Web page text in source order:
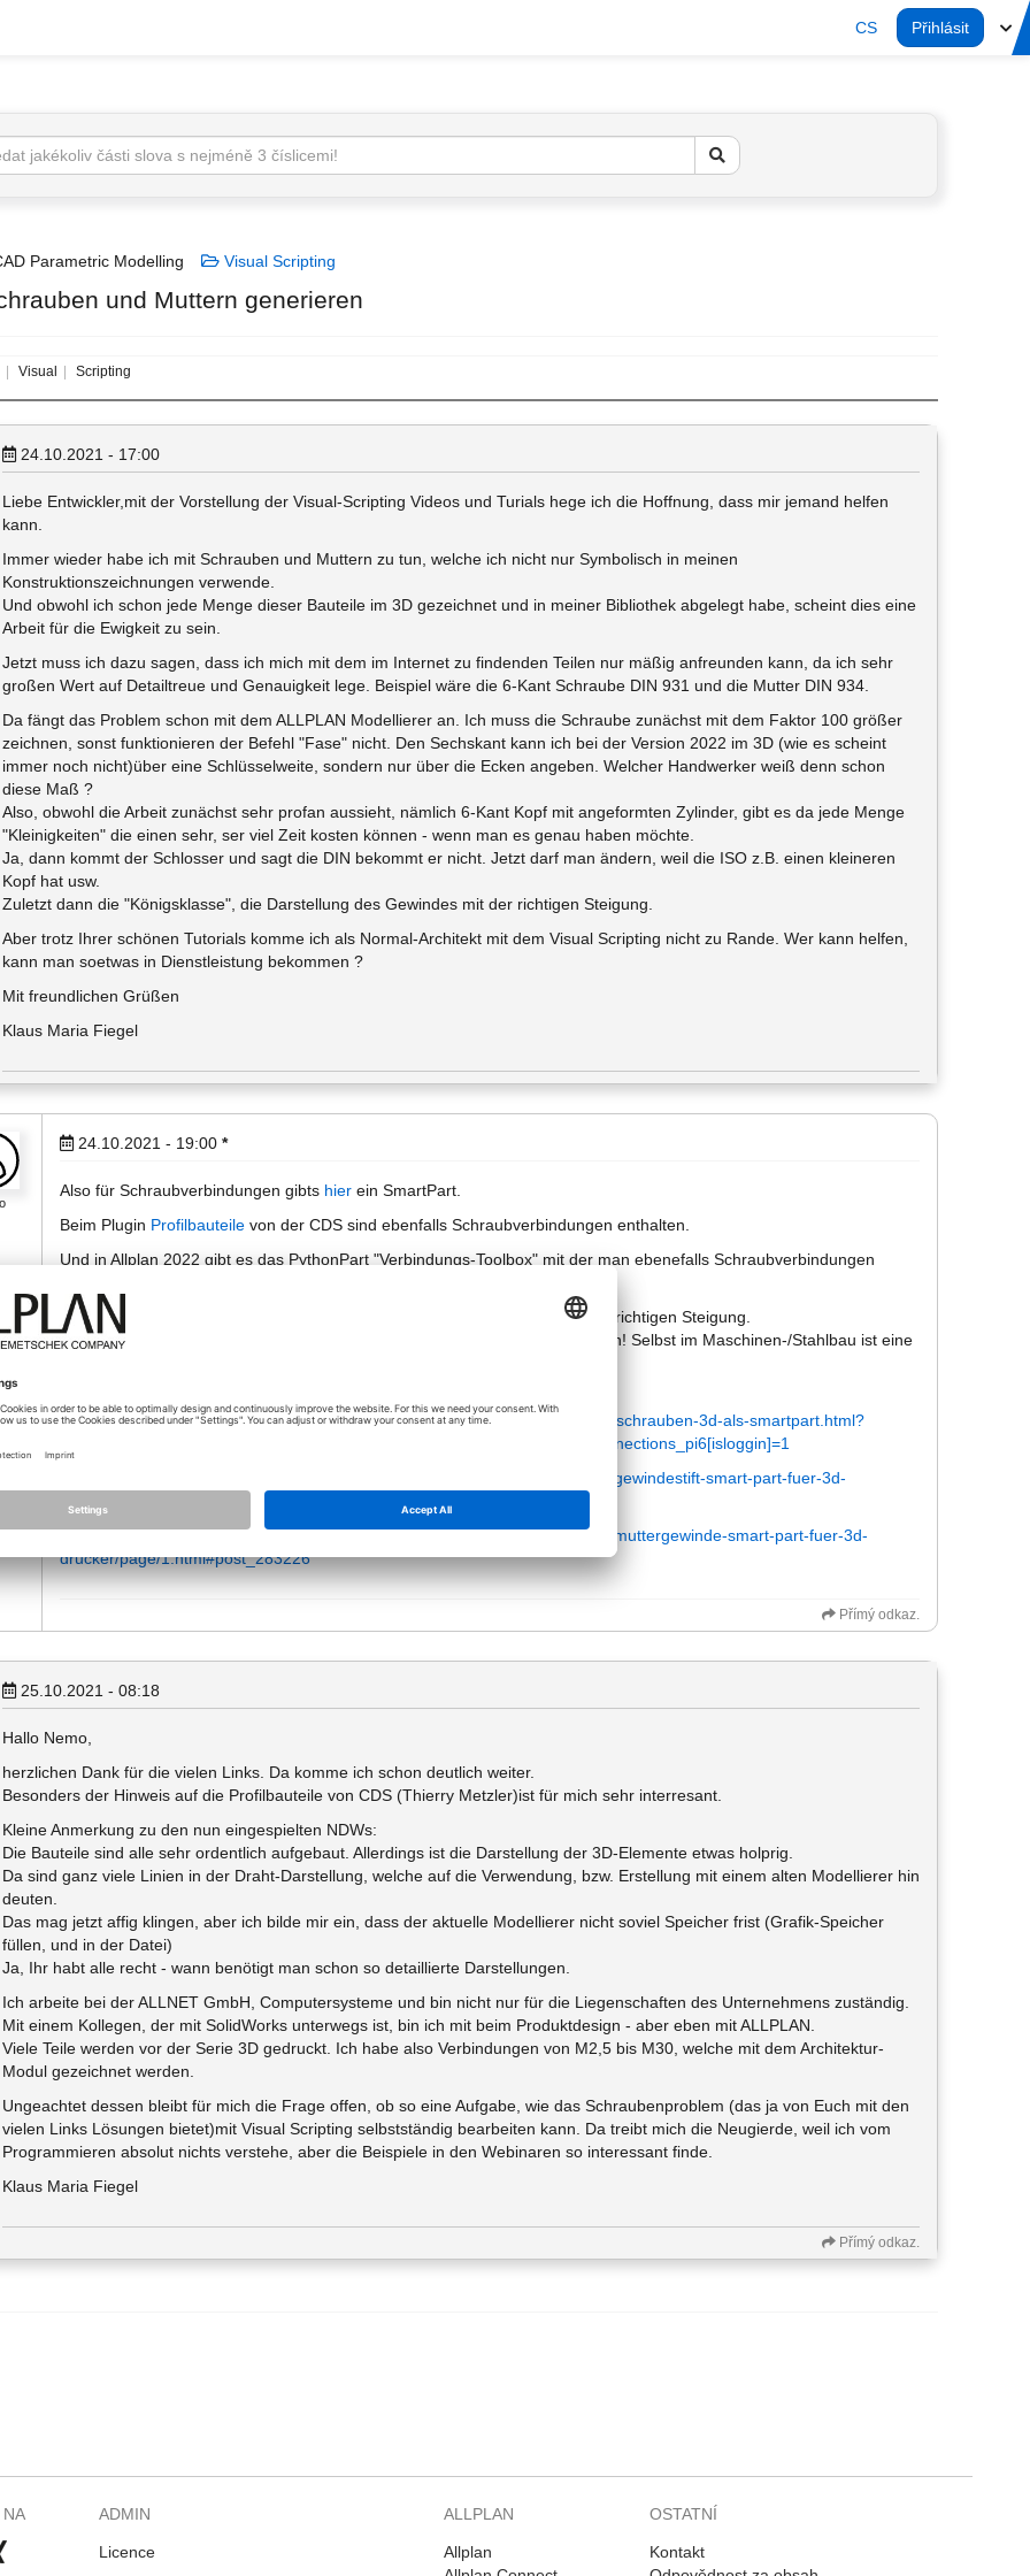
CS Přihlásit
Parametric Modelling Visual Scripting
und Muttern generieren
Visual Scripting
24.10.2021 - 17:00
Liebe Entwickler,mit der Vorstellung der Visual-Scripting Videos und Turials hege ich die Hoffnung, dass mir jemand helfen
kann.
Immer wieder habe ich mit Schrauben und Muttern zu tun, welche ich nicht nur Symbolisch in meinen
Konstruktionszeichnungen verwende.
Und obwohl ich schon jede Menge dieser Bauteile im 3D gezeichnet und in meiner Bibliothek abgelegt habe, scheint dies eine
Arbeit für die Ewigkeit zu sein.
Jetzt muss ich dazu sagen, dass ich mich mit dem im Internet zu findenden Teilen nur mäßig anfreunden kann, da ich sehr
großen Wert auf Detailtreue und Genauigkeit lege. Beispiel wäre die 6-Kant Schraube DIN 931 und die Mutter DIN 934.
Da fängt das Problem schon mit dem ALLPLAN Modellierer an. Ich muss die Schraube zunächst mit dem Faktor 100 größer
zeichnen, sonst funktionieren der Befehl "Fase" nicht. Den Sechskant kann ich bei der Version 2022 im 3D (wie es scheint
immer noch nicht)über eine Schlüsselweite, sondern nur über die Ecken angeben. Welcher Handwerker weiß denn schon
diese Maß ?
Also, obwohl die Arbeit zunächst sehr profan aussieht, nämlich 6-Kant Kopf mit angeformten Zylinder, gibt es da jede Menge
"Kleinigkeiten" die einen sehr, ser viel Zeit kosten können - wenn man es genau haben möchte.
Ja, dann kommt der Schlosser und sagt die DIN bekommt er nicht. Jetzt darf man ändern, weil die ISO z.B. einen kleineren
Kopf hat usw.
Zuletzt dann die "Königsklasse", die Darstellung des Gewindes mit der richtigen Steigung.
Aber trotz Ihrer schönen Tutorials komme ich als Normal-Architekt mit dem Visual Scripting nicht zu Rande. Wer kann helfen,
kann man soetwas in Dienstleistung bekommen ?
Mit freundlichen Grüßen
Klaus Maria Fiegel
24.10.2021 - 19:00 *
Also für Schraubverbindungen gibts hier ein SmartPart.
Beim Plugin Profilbauteile von der CDS sind ebenfalls Schraubverbindungen enthalten.
Und in Allplan 2022 gibt es das PythonPart "Verbindungs-Toolbox" mit der man ebenefalls Schraubverbindungen
Diese 3 Lösungen bieten allerdings keine Darstellung des Gewindes mit der richtigen Steigung.
Im Bauwesen finde ich auch die Darstellung des Gewindes etwas übertrieben! Selbst im Maschinen-/Stahlbau ist eine
https://campus.allplan.com/ch_de/forum/themen/topic/topics/cad-smartparts/schrauben-3d-als-smartpart.html?
tx_mmforum_pi1%5B%40widget_0%5D%5BcurrentPage%5D=2&tx_nemconnections_pi6[isloggin]=1
https://connect.allplan.com/de/forum/themen/topic/topics/cad-smartparts/3d-gewindestift-smart-part-fuer-3d-
https://connect.allplan.com/de/forum/themen/topic/topics/cad-smartparts/3d-muttergewinde-smart-part-fuer-3d-
drucker/page/1.html#post_283226
Přímý odkaz.
25.10.2021 - 08:18
Hallo Nemo,
herzlichen Dank für die vielen Links. Da komme ich schon deutlich weiter.
Besonders der Hinweis auf die Profilbauteile von CDS (Thierry Metzler)ist für mich sehr interresant.
Kleine Anmerkung zu den nun eingespielten NDWs:
Die Bauteile sind alle sehr ordentlich aufgebaut. Allerdings ist die Darstellung der 3D-Elemente etwas holprig.
Da sind ganz viele Linien in der Draht-Darstellung, welche auf die Verwendung, bzw. Erstellung mit einem alten Modellierer hin
deuten.
Das mag jetzt affig klingen, aber ich bilde mir ein, dass der aktuelle Modellierer nicht soviel Speicher frist (Grafik-Speicher
füllen, und in der Datei)
Ja, Ihr habt alle recht - wann benötigt man schon so detaillierte Darstellungen.
Ich arbeite bei der ALLNET GmbH, Computersysteme und bin nicht nur für die Liegenschaften des Unternehmens zuständig.
Mit einem Kollegen, der mit SolidWorks unterwegs ist, bin ich mit beim Produktdesign - aber eben mit ALLPLAN.
Viele Teile werden vor der Serie 3D gedruckt. Ich habe also Verbindungen von M2,5 bis M30, welche mit dem Architektur-
Modul gezeichnet werden.
Ungeachtet dessen bleibt für mich die Frage offen, ob so eine Aufgabe, wie das Schraubenproblem (das ja von Euch mit den
vielen Links Lösungen bietet)mit Visual Scripting selbstständig bearbeiten kann. Da treibt mich die Neugierde, weil ich vom
Programmieren absolut nichts verstehe, aber die Beispiele in den Webinaren so interessant finde.
Klaus Maria Fiegel
Přímý odkaz.
NA ADMIN
Licence
ALLPLAN
Allplan
OSTATNÍ
Kontakt